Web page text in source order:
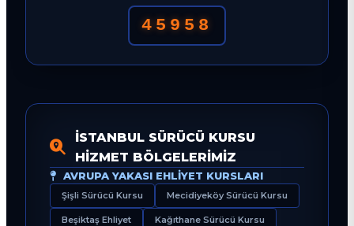
45958
İSTANBUL SÜRÜCÜ KURSU
HIZMET BÖLGELERIMIZ
AVRUPA YAKASI EHLIYET KURSLARI
Şişli Sürücü Kursu Mecidiyeköy Sürücü Kursu
Beşiktaş Ehliyet Kağıthane Sürücü Kursu